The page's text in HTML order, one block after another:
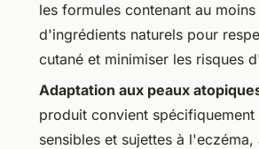
les formules contenant au
d'ingrédients naturels pour
cutané et minimiser les risques
Adaptation aux peaux
produit convient spécifiquement
sensibles et sujettes à